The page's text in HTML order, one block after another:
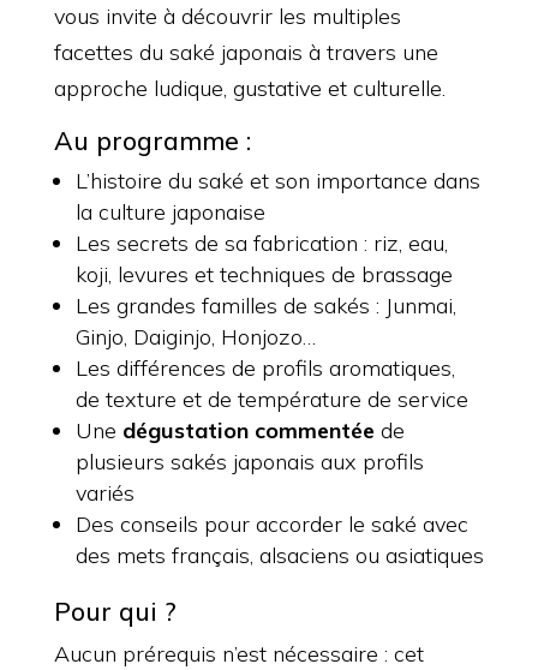
vous invite à découvrir les multiples
facettes du saké japonais à travers une
approche ludique, gustative et culturelle.
Au programme :
L’histoire du saké et son importance dans
la culture japonaise
Les secrets de sa fabrication : riz, eau,
koji, levures et techniques de brassage
Les grandes familles de sakés : Junmai,
Ginjo, Daiginjo, Honjozo…
Les différences de profils aromatiques,
de texture et de température de service
Une dégustation commentée de
plusieurs sakés japonais aux profils
variés
Des conseils pour accorder le saké avec
des mets français, alsaciens ou asiatiques
Pour qui ?
Aucun prérequis n’est nécessaire : cet